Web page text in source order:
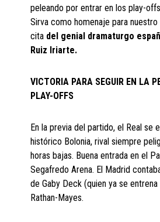
peleando por entrar en los play-
Sirva como homenaje para nuestro
cita del genial dramaturgo
Ruiz Iriarte.
VICTORIA PARA SEGUIR EN LA
PLAY-OFFS
En la previa del partido, el Real se
histórico Bolonia, rival siempre
horas bajas. Buena entrada en el
Segafredo Arena. El Madrid
de Gaby Deck (quien ya se
Rathan-Mayes.